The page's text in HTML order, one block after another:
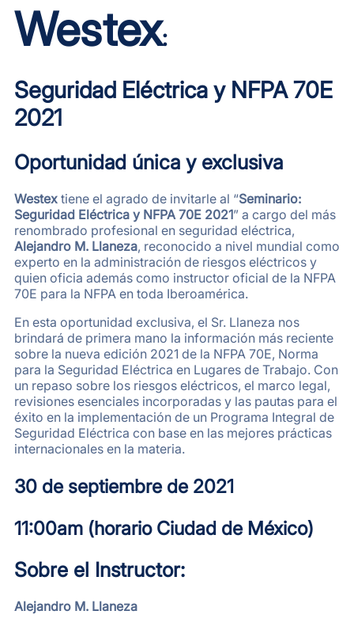
Westex:
Seguridad Eléctrica y NFPA 70E
2021
Oportunidad única y exclusiva
Westex tiene el agrado de invitarle al “Seminario:
Seguridad Eléctrica y NFPA 70E 2021” a cargo del más
renombrado profesional en seguridad eléctrica,
Alejandro M. Llaneza, reconocido a nivel mundial como
experto en la administración de riesgos eléctricos y
quien oficia además como instructor oficial de la NFPA
70E para la NFPA en toda Iberoamérica.
En esta oportunidad exclusiva, el Sr. Llaneza nos
brindará de primera mano la información más reciente
sobre la nueva edición 2021 de la NFPA 70E, Norma
para la Seguridad Eléctrica en Lugares de Trabajo. Con
un repaso sobre los riesgos eléctricos, el marco legal,
revisiones esenciales incorporadas y las pautas para el
éxito en la implementación de un Programa Integral de
Seguridad Eléctrica con base en las mejores prácticas
internacionales en la materia.
30 de septiembre de 2021
11:00am (horario Ciudad de México)
Sobre el Instructor:
Alejandro M. Llaneza